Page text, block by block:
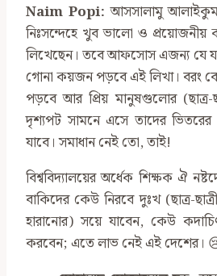
Naim Popi: আসসালামু আলাইকুম
নিঃসন্দেহে খুব ভালো ও
লিখেছেন। তবে আফসোস এজন্য যে
গোনা কয়জন পড়বে এই লিখা। বরং
পড়বে আর প্রিয় মানুষগুলোর (ছাত্র-
দৃশ্যপট সামনে এসে তাদের
যাবে। সমাধান নেই তো, তাই!
বিশ্ববিদ্যালয়ের অর্ধেক শিক্ষক ঐ
বাকিদের কেউ নিরবে দুঃখ (ছাত্র-
হারানোর) সয়ে যাবেন, কেউ
করবেন; এতে লাভ নেই এই দেশের।